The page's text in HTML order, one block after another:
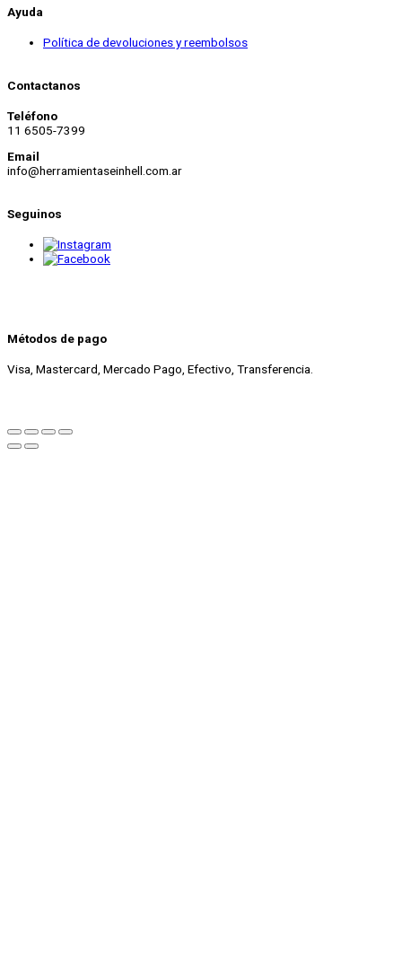
Ayuda
Política de devoluciones y reembolsos
Contactanos
Teléfono
11 6505-7399
Email
info@herramientaseinhell.com.ar
Seguinos
Métodos de pago
Visa, Mastercard, Mercado Pago, Efectivo, Transferencia.